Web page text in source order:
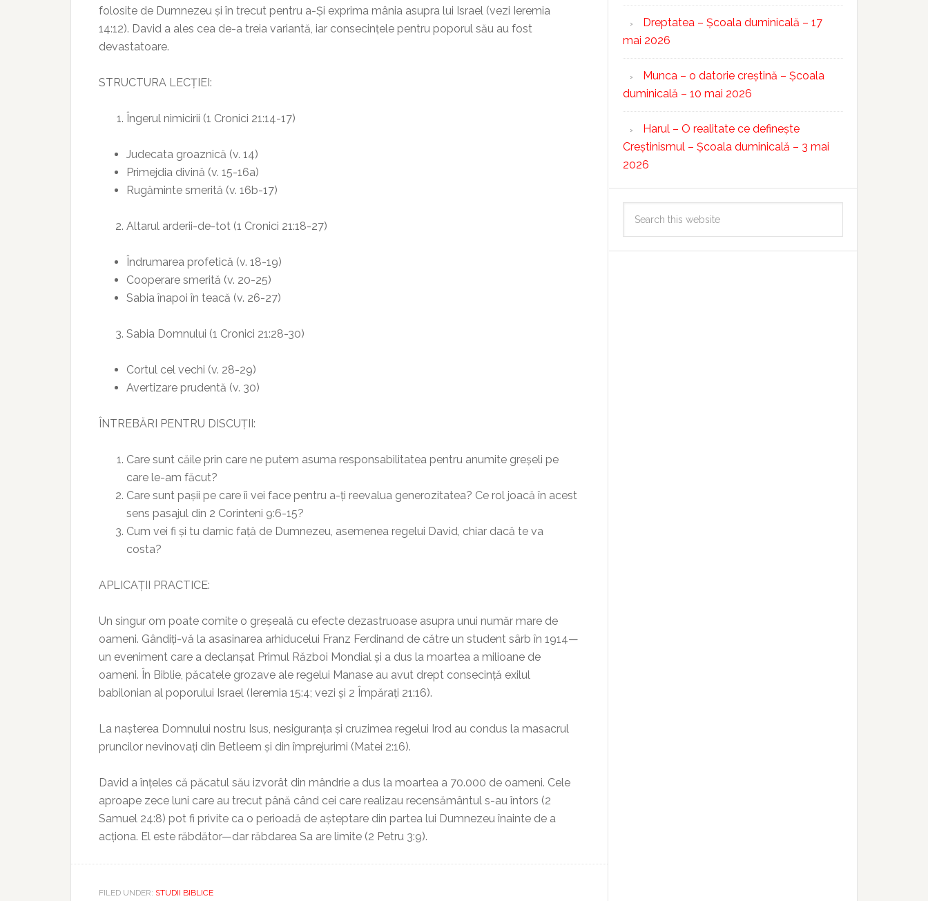
folosite de Dumnezeu și în trecut pentru a-Și exprima mânia asupra lui Israel (vezi Ieremia
14:12). David a ales cea de-a treia variantă, iar consecințele pentru poporul său au fost
devastatoare.
STRUCTURA LECȚIEI:
Îngerul nimicirii (1 Cronici 21:14-17)
Judecata groaznică (v. 14)
Primejdia divină (v. 15-16a)
Rugăminte smerită (v. 16b-17)
Altarul arderii-de-tot (1 Cronici 21:18-27)
Îndrumarea profetică (v. 18-19)
Cooperare smerită (v. 20-25)
Sabia înapoi în teacă (v. 26-27)
Sabia Domnului (1 Cronici 21:28-30)
Cortul cel vechi (v. 28-29)
Avertizare prudentă (v. 30)
ÎNTREBĂRI PENTRU DISCUȚII:
Care sunt căile prin care ne putem asuma responsabilitatea pentru anumite greșeli pe
care le-am făcut?
Care sunt pașii pe care îi vei face pentru a-ți reevalua generozitatea? Ce rol joacă în acest
sens pasajul din 2 Corinteni 9:6-15?
Cum vei fi și tu darnic față de Dumnezeu, asemenea regelui David, chiar dacă te va
costa?
APLICAȚII PRACTICE:
Un singur om poate comite o greșeală cu efecte dezastruoase asupra unui număr mare de
oameni. Gândiți-vă la asasinarea arhiducelui Franz Ferdinand de către un student sârb în 1914—
un eveniment care a declanșat Primul Război Mondial și a dus la moartea a milioane de
oameni. În Biblie, păcatele grozave ale regelui Manase au avut drept consecință exilul
babilonian al poporului Israel (Ieremia 15:4; vezi și 2 Împărați 21:16).
La nașterea Domnului nostru Isus, nesiguranța și cruzimea regelui Irod au condus la masacrul
pruncilor nevinovați din Betleem și din împrejurimi (Matei 2:16).
David a înțeles că păcatul său izvorât din mândrie a dus la moartea a 70.000 de oameni. Cele
aproape zece luni care au trecut până când cei care realizau recensământul s-au întors (2
Samuel 24:8) pot fi privite ca o perioadă de așteptare din partea lui Dumnezeu înainte de a
acționa. El este răbdător—dar răbdarea Sa are limite (2 Petru 3:9).
FILED UNDER: STUDII BIBLICE
Dreptatea – Școala duminicală – 17
mai 2026
Munca – o datorie creștină – Școala
duminicală – 10 mai 2026
Harul – O realitate ce definește
Creștinismul – Școala duminicală – 3 mai
2026